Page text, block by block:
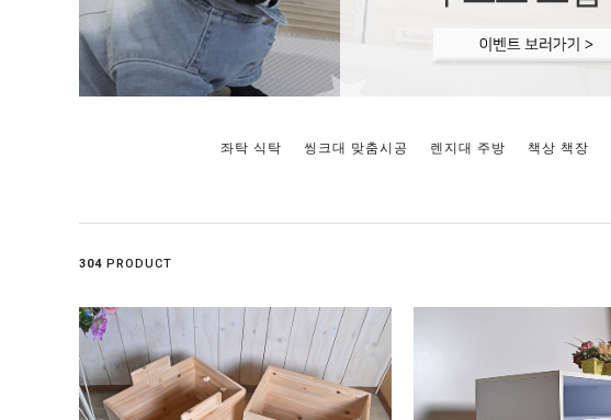
좌탁 식탁 씽크대 맞춤시공 렌지대 주방 책상 책장
304 PRODUCT